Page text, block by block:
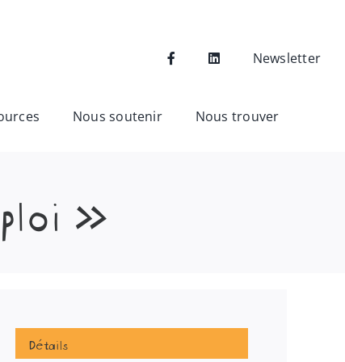
Newsletter
Nous soutenir Nous trouver
»
Détails